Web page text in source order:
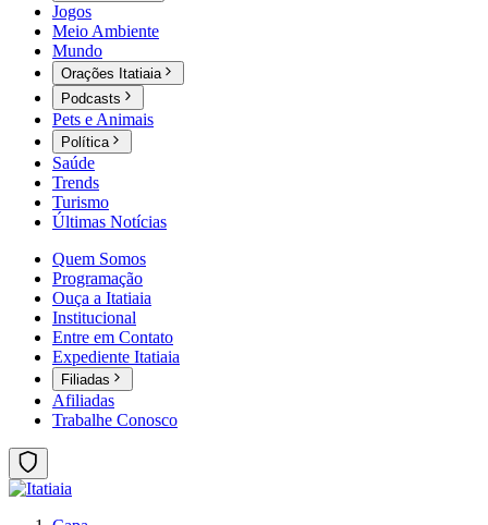
Jogos
Meio Ambiente
Mundo
Orações Itatiaia
Podcasts
Pets e Animais
Política
Saúde
Trends
Turismo
Últimas Notícias
Quem Somos
Programação
Ouça a Itatiaia
Institucional
Entre em Contato
Expediente Itatiaia
Filiadas
Afiliadas
Trabalhe Conosco